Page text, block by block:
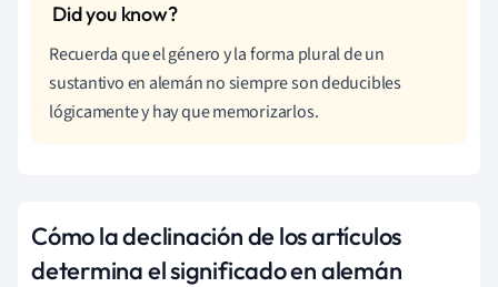
Recuerda que el género y la forma plural de un
sustantivo en alemán no siempre son deducibles
lógicamente y hay que memorizarlos.
Cómo la declinación de los artículos
determina el significado en alemán